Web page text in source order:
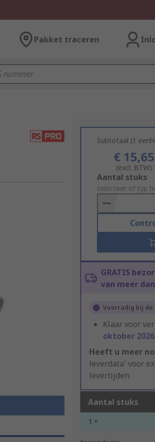
Pakket traceren
Subtotaal (1
€ 15,65
(excl. BTW)
Add
to
Basket
Aantal stuks
selecteer of typ
GRATIS
van meer
Voorradig bij
Klaar voor
oktober 2026
Heeft u meer
leverdata' voor
levertijden.
Aantal stuks
1 +